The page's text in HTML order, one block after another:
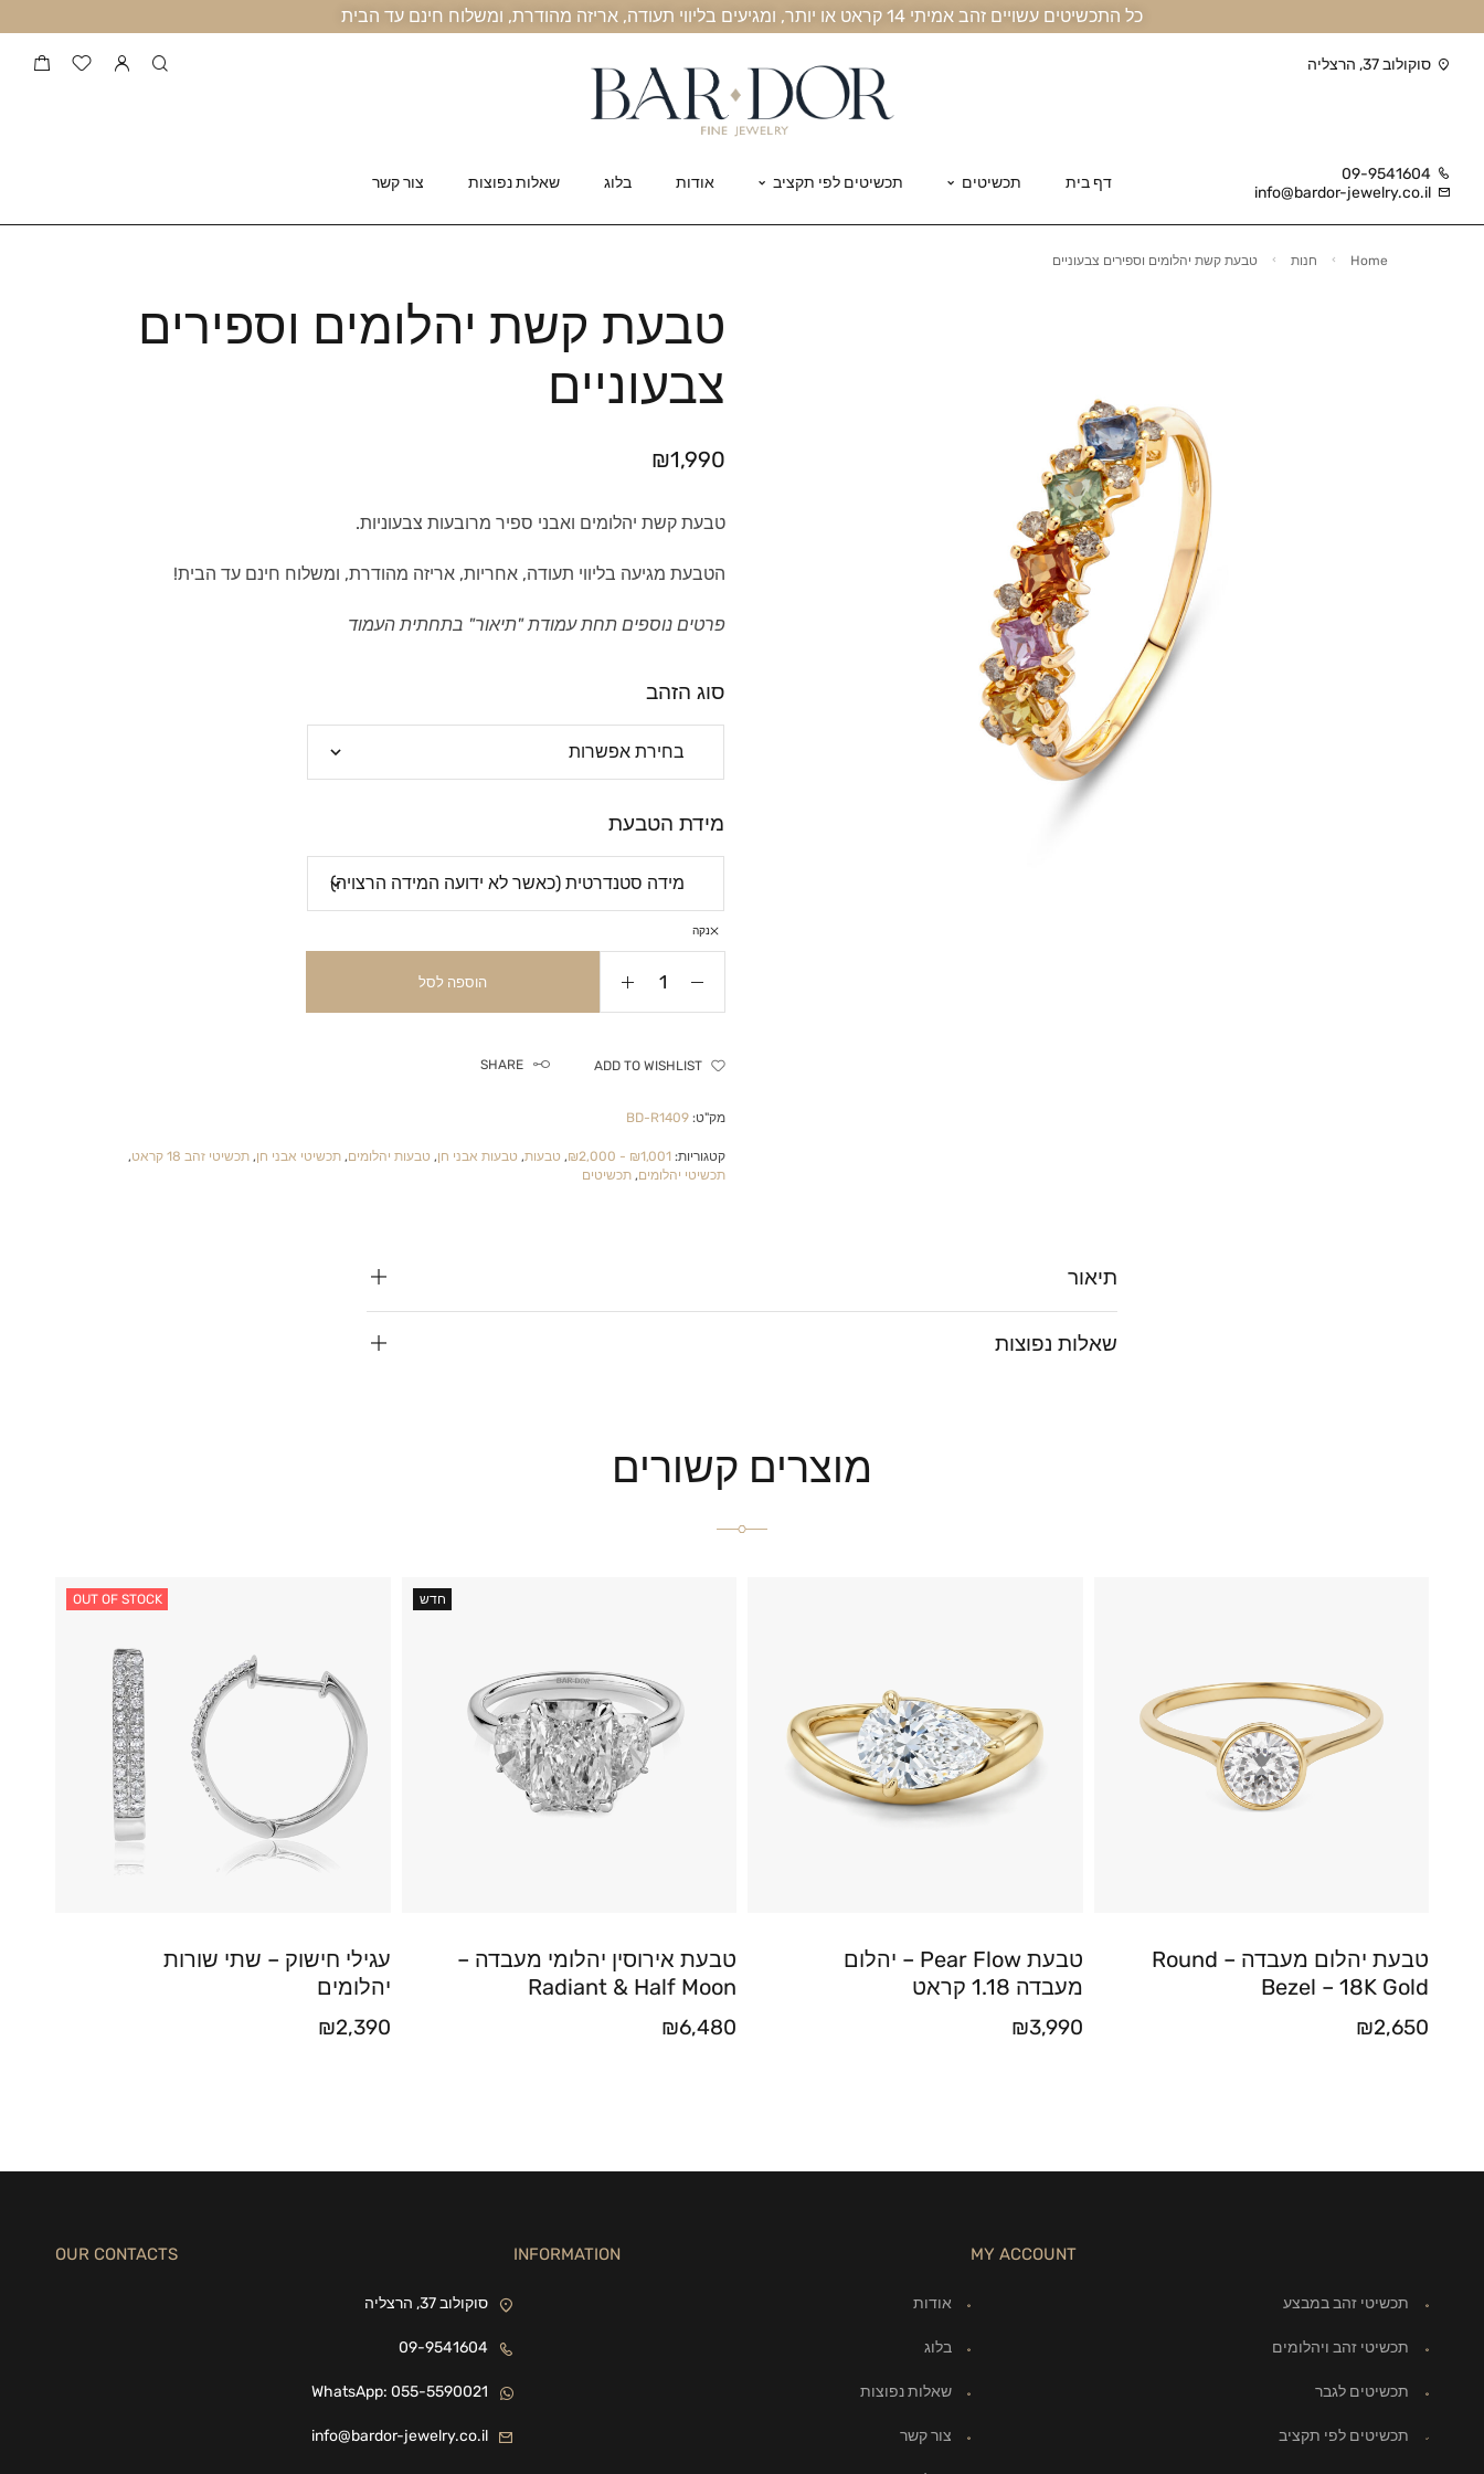
כל התכשיטים עשויים זהב אמיתי 14 קראט או יותר, ומגיעים בליווי תעודה, אריזה מהודרת, ומשלוח חינם עד הבית
סוקולוב 37, הרצליה
09-9541604
info@bardor-jewelry.co.il
דף בית תכשיטים תכשיטים לפי תקציב אודות בלוג שאלות נפוצות צור קשר
Home חנות טבעת קשת יהלומים וספירים צבעוניים
טבעת קשת יהלומים וספירים
צבעוניים
₪1,990
טבעת קשת יהלומים ואבני ספיר מרובעות צבעוניות.
הטבעת מגיעה בליווי תעודה, אחריות, אריזה מהודרת, ומשלוח חינם עד הבית!
פרטים נוספים תחת עמודת "תיאור" בתחתית העמוד
סוג הזהב
מידת הטבעת
נקה
הוספה לסל
ADD TO WISHLIST
SHARE
מק"ט: BD-R1409
קטגוריות: ₪1,001 - ₪2,000
, טבעות, טבעות אבני חן, טבעות יהלומים, תכשיטי אבני חן, תכשיטי זהב 18 קראט
,
תכשיטי יהלומים, תכשיטים
תיאור
שאלות נפוצות
מוצרים קשורים
טבעת יהלום מעבדה – Round
Bezel – 18K Gold
₪2,650
טבעת Pear Flow – יהלום
מעבדה 1.18 קראט
₪3,990
חדש
טבעת אירוסין יהלומי מעבדה –
Radiant & Half Moon
₪6,480
OUT OF STOCK
עגילי חישוק – שתי שורות
יהלומים
₪2,390
MY ACCOUNT
תכשיטי זהב במבצע
תכשיטי זהב ויהלומים
תכשיטים לגבר
תכשיטים לפי תקציב
INFORMATION
אודות
בלוג
שאלות נפוצות
צור קשר
OUR CONTACTS
סוקולוב 37, הרצליה
09-9541604
WhatsApp: 055-5590021
info@bardor-jewelry.co.il